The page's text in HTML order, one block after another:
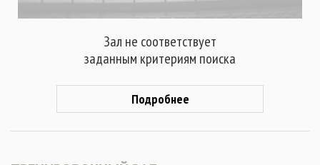
Зал не соответствует
заданным критериям поиска
Подробнее